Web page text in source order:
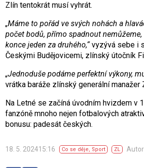
Zlín tentokrát musí vyhrát.
„Máme to pořád ve svých nohách a
počet bodů, přímo spadnout
konce jeden za druhého,“vyzývá sebe i
Českými Budějovicemi, zlínský útočník
„Jednoduše podáme perfektní výkony,
vrátka baráže zlínský generální manažer
Na Letné se začíná úvodním hvizdem v
fanzóně mnoho nejen fotbalových
bonusu: padesát českých.
18. 5. 202415:16 Co se děje, Sport ZL